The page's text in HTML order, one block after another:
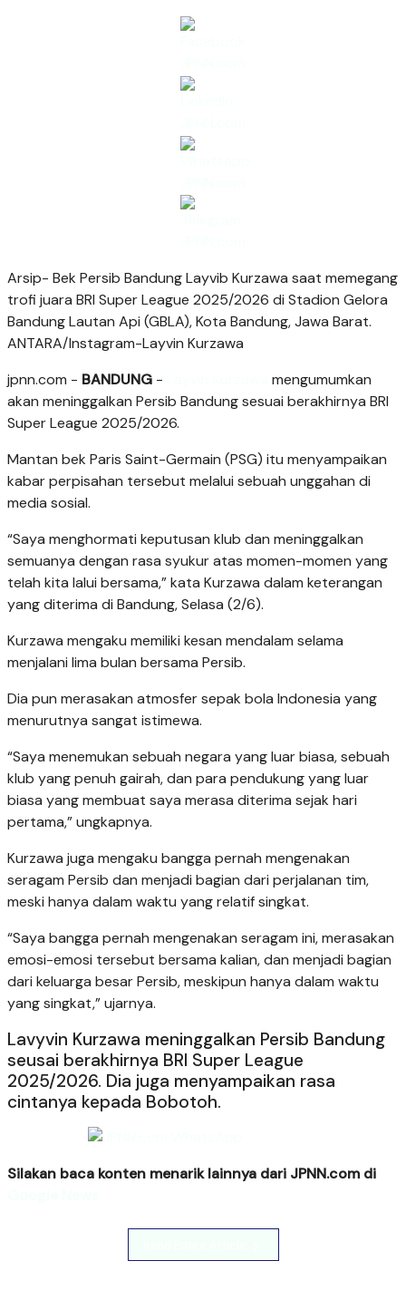
Arsip- Bek Persib Bandung Layvib Kurzawa saat memegang
trofi juara BRI Super League 2025/2026 di Stadion Gelora
Bandung Lautan Api (GBLA), Kota Bandung, Jawa Barat.
ANTARA/Instagram-Layvin Kurzawa
jpnn.com - BANDUNG -
mengumumkan
akan meninggalkan Persib Bandung sesuai berakhirnya BRI
Super League 2025/2026.
Mantan bek Paris Saint-Germain (PSG) itu menyampaikan
kabar perpisahan tersebut melalui sebuah unggahan di
media sosial.
“Saya menghormati keputusan klub dan meninggalkan
semuanya dengan rasa syukur atas momen-momen yang
telah kita lalui bersama,” kata Kurzawa dalam keterangan
yang diterima di Bandung, Selasa (2/6).
Kurzawa mengaku memiliki kesan mendalam selama
menjalani lima bulan bersama Persib.
Dia pun merasakan atmosfer sepak bola Indonesia yang
menurutnya sangat istimewa.
“Saya menemukan sebuah negara yang luar biasa, sebuah
klub yang penuh gairah, dan para pendukung yang luar
biasa yang membuat saya merasa diterima sejak hari
pertama,” ungkapnya.
Kurzawa juga mengaku bangga pernah mengenakan
seragam Persib dan menjadi bagian dari perjalanan tim,
meski hanya dalam waktu yang relatif singkat.
“Saya bangga pernah mengenakan seragam ini, merasakan
emosi-emosi tersebut bersama kalian, dan menjadi bagian
dari keluarga besar Persib, meskipun hanya dalam waktu
yang singkat,” ujarnya.
Lavyvin Kurzawa meninggalkan Persib Bandung
seusai berakhirnya BRI Super League
2025/2026. Dia juga menyampaikan rasa
cintanya kepada Bobotoh.
Silakan baca konten menarik lainnya dari JPNN.com di